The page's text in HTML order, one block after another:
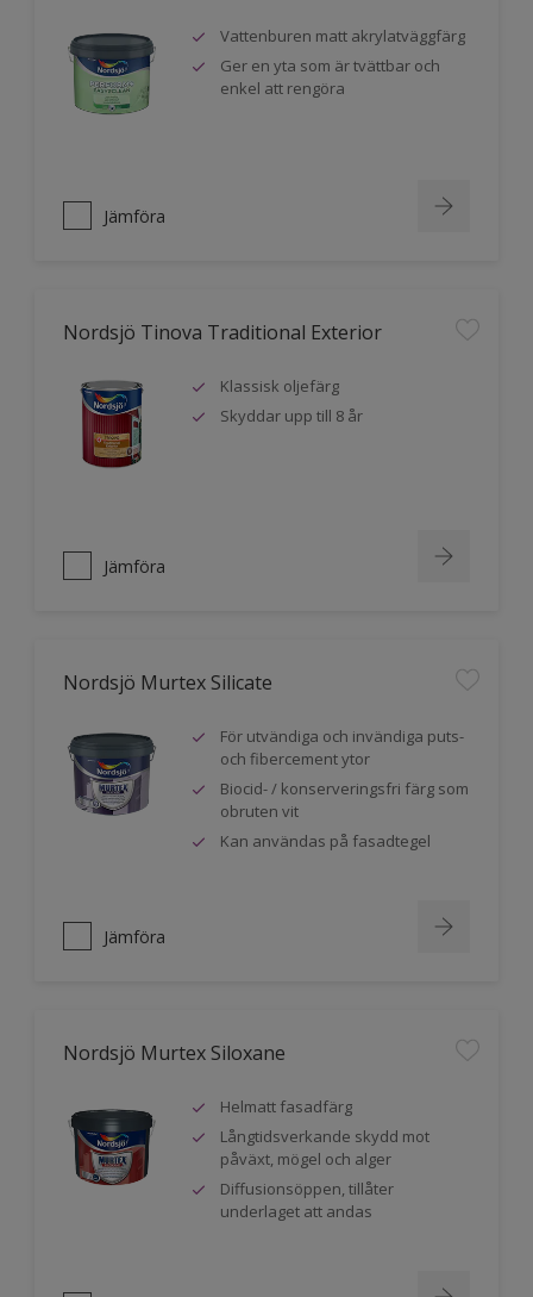
Vattenburen matt akrylatväggfärg
Ger en yta som är tvättbar och
enkel att rengöra
Jämföra
Nordsjö Tinova Traditional Exterior
Klassisk oljefärg
Skyddar upp till 8 år
Jämföra
Nordsjö Murtex Silicate
För utvändiga och invändiga puts-
och fibercement ytor
Biocid- / konserveringsfri färg som
obruten vit
Kan användas på fasadtegel
Jämföra
Nordsjö Murtex Siloxane
Helmatt fasadfärg
Långtidsverkande skydd mot
påväxt, mögel och alger
Diffusionsöppen, tillåter
underlaget att andas